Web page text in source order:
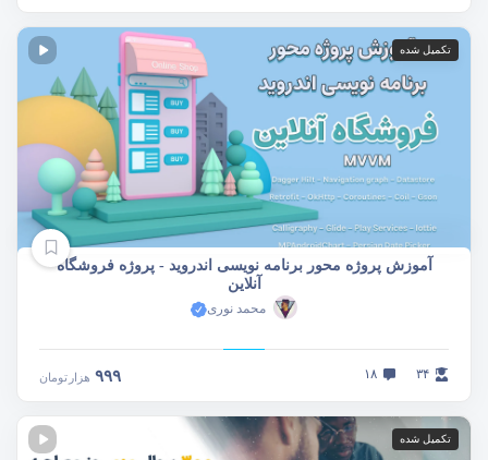
تکمیل شده
آموزش پروژه محور برنامه نویسی اندروید - پروژه فروشگاه
آنلاین
محمد نوری
۳۴ ۱۸ ۹۹۹ هزار تومان
تکمیل شده